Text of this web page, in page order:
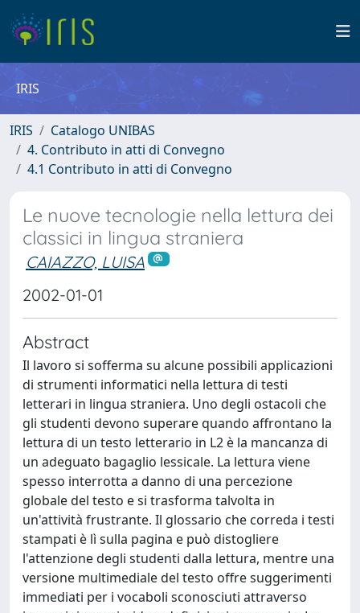
IRIS
IRIS
Catalogo UNIBAS
4. Contributo in atti di Convegno
4.1 Contributo in atti di Convegno
Le nuove tecnologie nella lettura dei
classici in lingua straniera
CAIAZZO, LUISA
2002-01-01
Abstract
Il lavoro si sofferma su alcune possibili applicazioni
di strumenti informatici nella lettura di testi
letterari in lingua straniera. Uno degli ostacoli che
gli studenti devono superare quando affrontano la
lettura di un testo letterario in L2 è la mancanza di
un adeguato bagaglio lessicale. La lettura viene
spesso interrotta a danno di una percezione
globale del testo e si trasforma talvolta in
un'attività frustrante. Il glossario che correda i testi
stampati è lì sulla pagina e può distogliere
l'attenzione degli studenti dalla lettura, mentre una
versione multimediale del testo offre suggerimenti
immediati per i vocaboli sconosciuti attraverso